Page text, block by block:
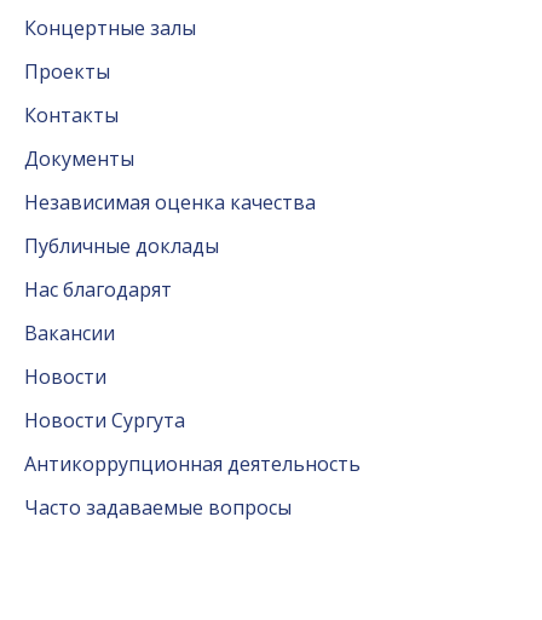
Концертные залы
Проекты
Контакты
Документы
Независимая оценка качества
Публичные доклады
Нас благодарят
Вакансии
Новости
Новости Сургута
Антикоррупционная деятельность
Часто задаваемые вопросы